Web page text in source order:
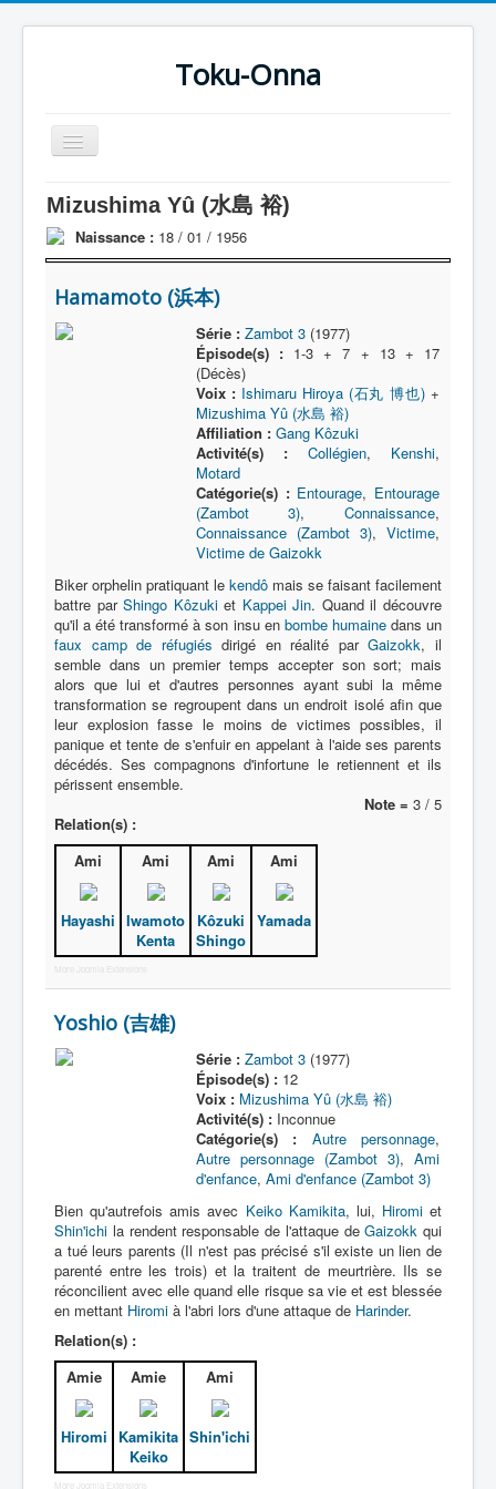
Toku-Onna
Basculer
la
Accueil
Toku-Actrices
Toku-Critiques
Séries
Films
Acteur
Équipe
Personnage
Transformation
Équipement
Mecha
Lieu
Épisode
Référence
Fanservice
Générique
A
F
G
H
I
J
Mizushima Yû (水島 裕)
Naissance : 18 / 01 / 1956
Hamamoto (浜本)
Série : Zambot 3(1977)
Épisode(s) : 1-3 + 7 + 13 + 17
(Décès)
Voix : Ishimaru Hiroya (石丸 博也) +
Mizushima Yû (水島 裕)
Affiliation : Gang Kôzuki
Activité(s) :
Collégien, Kenshi,
Motard
Catégorie(s) : Entourage, Entourage
(Zambot 3), Connaissance,
Connaissance (Zambot 3), Victime,
Victime de Gaizokk
Biker orphelin pratiquant le kendô mais se faisant facilement
battre parShingo Kôzukiet Kappei Jin. Quand il découvre
qu'il a été transformé à son insu en bombe humainedans un
faux camp de réfugiés dirigé en réalité parGaizokk, il
semble dans un premier temps accepter son sort; mais
alors que lui et d'autres personnes ayant subi la même
transformation se regroupent dans un endroit isolé afin que
leur explosion fasse le moins de victimes possibles, il
panique et tente de s'enfuir en appelant à l'aide ses parents
décédés. Ses compagnons d'infortune le retiennent et ils
périssent ensemble.
Note = 3 / 5
Relation(s) :
Ami
Hayashi
Ami
Iwamoto
Kenta
Ami
Kôzuki
Shingo
Ami
Yamada
More Joomla Extensions
Yoshio (吉雄)
Série : Zambot 3(1977)
Épisode(s) :12
Voix : Mizushima Yû (水島 裕)
Activité(s) :Inconnue
Catégorie(s) :
Autre personnage,
Autre personnage (Zambot 3), Ami
d'enfance, Ami d'enfance (Zambot 3)
Bien qu'autrefois amis avec Keiko Kamikita, lui, Hiromiet
Shin'ichi la rendent responsable de l'attaque deGaizokk qui
a tué leurs parents (Il n'est pas précisé s'il existe un lien de
parenté entre les trois) et la traitent de meurtrière. Ils se
réconcilient avec elle quand elle risque sa vie et est blessée
en mettant Hiromi à l'abri lors d'une attaque de Harinder.
Relation(s) :
Amie
Hiromi
Amie
Kamikita
Keiko
Ami
Shin'ichi
More Joomla Extensions